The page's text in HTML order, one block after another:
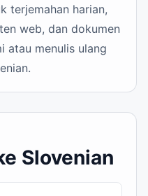
terjemahan harian,
web, dan dokumen
atau menulis ulang
Slovenian